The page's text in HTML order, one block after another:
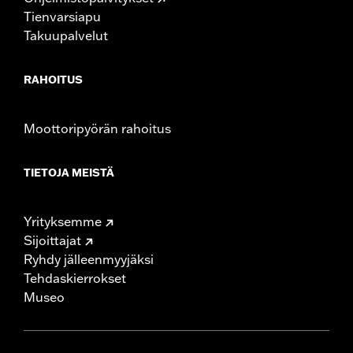
Tienvarsiapu
Takuupalvelut
RAHOITUS
Moottoripyörän rahoitus
TIETOJA MEISTÄ
Yrityksemme
Sijoittajat
Ryhdy jälleenmyyjäksi
Tehdaskierrokset
Museo